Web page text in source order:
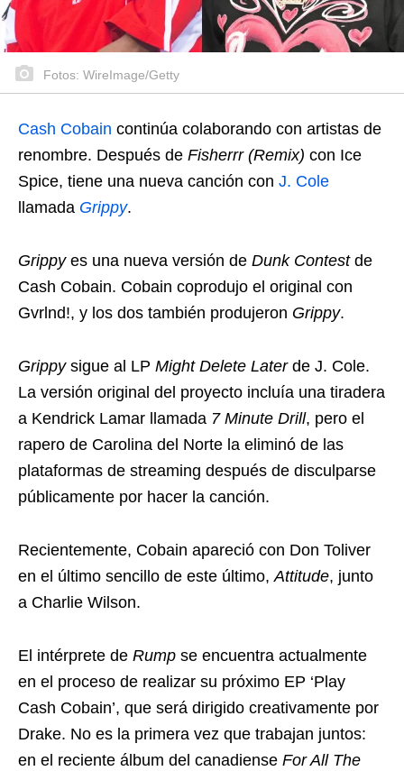
Fotos: WireImage/Getty
Cash Cobain continúa colaborando con artistas de
renombre. Después de Fisherrr (Remix) con Ice
Spice, tiene una nueva canción con J. Cole
llamada Grippy.
Grippyes una nueva versión de Dunk Contestde
Cash Cobain. Cobain coprodujo el original con
Gvrlnd!, y los dos también produjeron Grippy.
Grippysigue al LP Might Delete Laterde J. Cole.
La versión original del proyecto incluía una tiradera
a Kendrick Lamar llamada 7 Minute Drill, pero el
rapero de Carolina del Norte la eliminó de las
plataformas de streaming después de disculparse
públicamente por hacer la canción.
Recientemente, Cobain apareció con Don Toliver
en el último sencillo de este último, Attitude, junto
a Charlie Wilson.
El intérprete de Rump se encuentra actualmente
en el proceso de realizar su próximo EP ‘Play
Cash Cobain’, que será dirigido creativamente por
Drake. No es la primera vez que trabajan juntos:
en el reciente álbum del canadiense For All The